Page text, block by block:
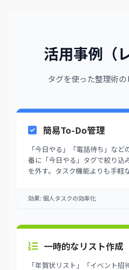
活用事例（
タグを使った整理術の
簡易To-Do管理
「今日やる」「電話待ち」な
番に「今日やる」タグで絞り込
を外す。タスク機能よりも手軽
効果: 個人タスクの効率化
一時的なリスト作成
「年賀状リスト」「イベント招